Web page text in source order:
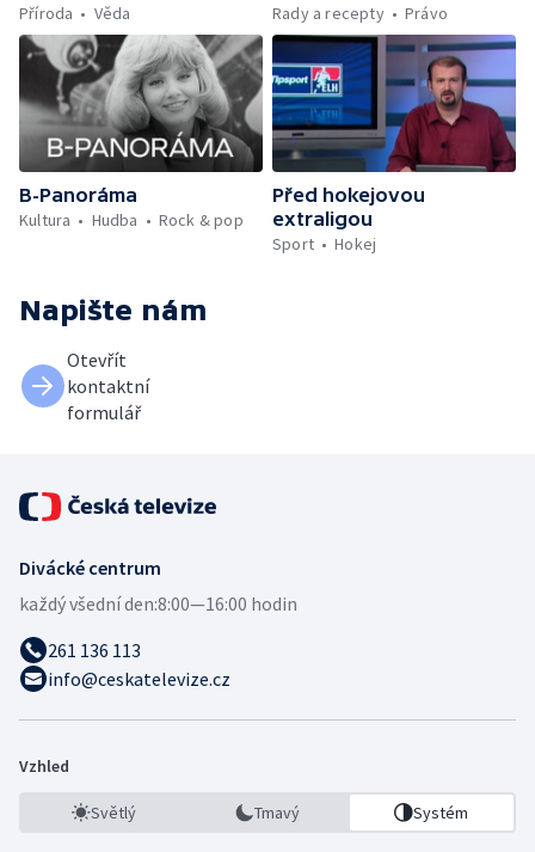
Příroda
Věda
Rady a recepty
Právo
B-Panoráma
Kultura
Hudba Rock & pop
Před hokejovou
extraligou
Sport
Hokej
Napište nám
Otevřít
kontaktní
formulář
Divácké centrum
každý všední den:8:00—16:00 hodin
261 136 113
info@ceskatelevize.cz
Vzhled
Světlý Tmavý Systém